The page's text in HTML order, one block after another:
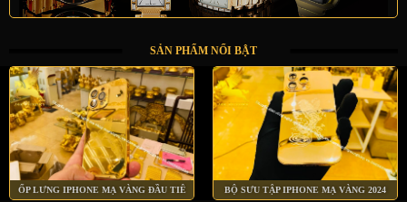
SẢN PHẨM NỔI BẬT
ỐP LƯNG IPHONE MẠ VÀNG ĐẦU TIÊ BỘ SƯU TẬP IPHONE MẠ VÀNG 2024